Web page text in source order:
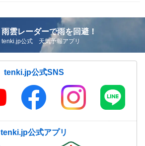
雨雲レーダーで雨を回避！
tenki.jp公式 天気予報アプリ
tenki.jp公式SNS
tenki.jp公式アプリ